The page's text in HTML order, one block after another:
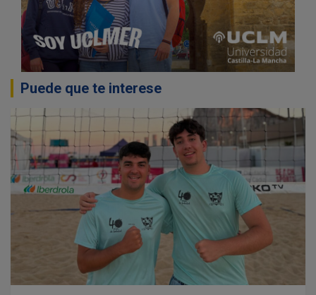
Puede que te interese